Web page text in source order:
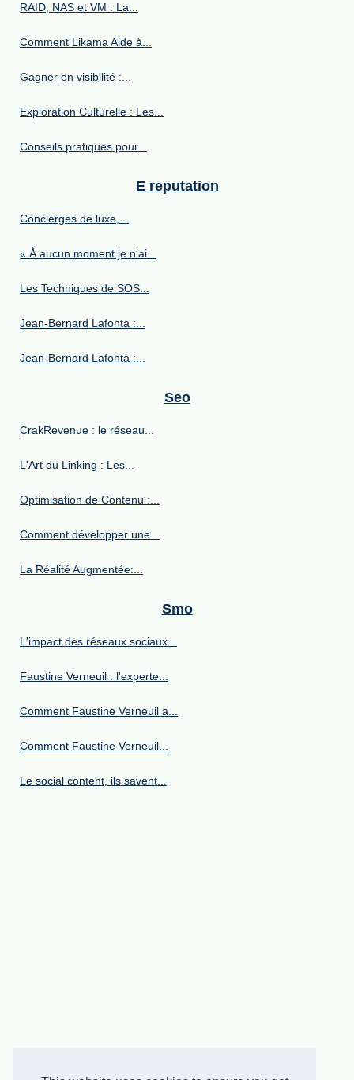
RAID, NAS et VM : La...
Comment Likama Aide à...
Gagner en visibilité :...
Exploration Culturelle : Les...
Conseils pratiques pour...
E reputation
Concierges de luxe,...
« À aucun moment je n’ai...
Les Techniques de SOS...
Jean-Bernard Lafonta :...
Jean-Bernard Lafonta :...
Seo
CrakRevenue : le réseau...
L'Art du Linking : Les...
Optimisation de Contenu :...
Comment développer une...
La Réalité Augmentée:...
Smo
L'impact des réseaux sociaux...
Faustine Verneuil : l'experte...
Comment Faustine Verneuil a...
Comment Faustine Verneuil...
Le social content, ils savent...